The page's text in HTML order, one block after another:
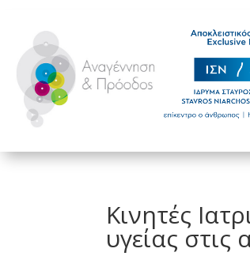
Κινητές
υγείας